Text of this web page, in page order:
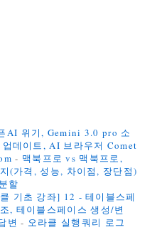
AI 위기, Gemini 3.0 pro 소
데이트, AI 브라우저 Comet
- 맥북프로 vs 맥북프로,
(가격, 성능, 차이점, 장단점)
할
기초 강좌] 12 - 테이블스페
, 테이블스페이스 생성/변
변 - 오라클 실행쿼리 로그